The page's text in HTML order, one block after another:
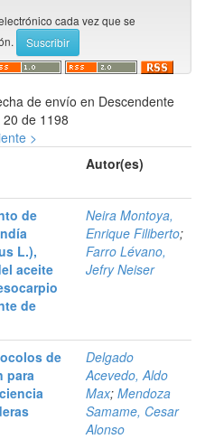
cada vez que se
de envío en Descendente
de 1198
>
Autor(es)
de
L.),
aceite
de
Neira Montoya,
Enrique Filiberto;
Farro Lévano,
Jefry Neiser
de
para
Delgado
Acevedo, Aldo
Max; Mendoza
Samame, Cesar
Alonso